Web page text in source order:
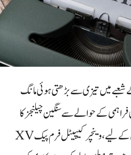
میں تیزی سے بڑھتی ہوئی مانگ
فراہمی کے حوالے سے سنگین چیلنجز کا
سامنا ہے۔ اس مسئلے کے حل کے لیے، وینچر کیپیٹل فرم پیک XV